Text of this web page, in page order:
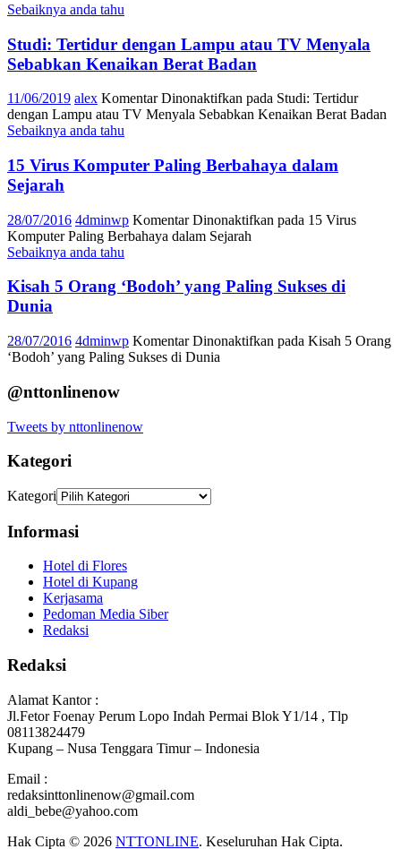
Sebaiknya anda tahu
Studi: Tertidur dengan Lampu atau TV Menyala
Sebabkan Kenaikan Berat Badan
11/06/2019 alex Komentar Dinonaktifkan pada Studi: Tertidur
dengan Lampu atau TV Menyala Sebabkan Kenaikan Berat Badan
Sebaiknya anda tahu
15 Virus Komputer Paling Berbahaya dalam
Sejarah
28/07/2016 4dminwp Komentar Dinonaktifkan pada 15 Virus
Komputer Paling Berbahaya dalam Sejarah
Sebaiknya anda tahu
Kisah 5 Orang ‘Bodoh’ yang Paling Sukses di
Dunia
28/07/2016 4dminwp Komentar Dinonaktifkan pada Kisah 5 Orang
‘Bodoh’ yang Paling Sukses di Dunia
@nttonlinenow
Tweets by nttonlinenow
Kategori
Kategori
Informasi
Hotel di Flores
Hotel di Kupang
Kerjasama
Pedoman Media Siber
Redaksi
Redaksi
Alamat Kantor :
Jl.Fetor Foenay Perum Lopo Indah Permai Blok Y1/14 , Tlp
08113824479
Kupang – Nusa Tenggara Timur – Indonesia
Email :
redaksinttonlinenow@gmail.com
aldi_bebe@yahoo.com
Hak Cipta © 2026 NTTONLINE. Keseluruhan Hak Cipta.